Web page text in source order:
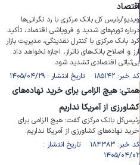
اقتصاد
ویدیو/رئیس کل بانک مرکزی با رد نگرانی‌ها
درباره تورم‌های شدید و فروپاشی اقتصاد، تأکید
کرد بانک مرکزی با کنترل نقدینگی، مدیریت بازار
ارز و اصلاح بانک‌های ناتراز، اجازه نخواهد داد
بی‌ثباتی اقتصادی تشدید شود.
کد خبر: ۱۸۵۱۴۲ تاریخ انتشار : ۱۴۰۵/۰۴/۲۹
همتی: هیچ الزامی برای خرید نهاده‌های
کشاورزی از آمریکا نداریم
رئیس‌کل بانک مرکزی گفت: هیچ الزامی برای
خرید نهاده‌های کشاورزی از آمریکا نداریم.
کد خبر: ۱۸۴۳۸۳ تاریخ انتشار :
۱۴۰۵/۰۴/۰۲